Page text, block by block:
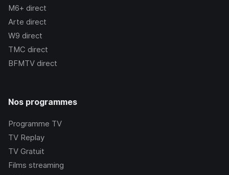
M6+ direct
Arte direct
W9 direct
TMC direct
BFMTV direct
Nos programmes
Programme TV
TV Replay
TV Gratuit
Films streaming